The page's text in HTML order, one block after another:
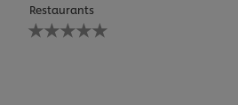
Restaurants
Aucune
évaluation